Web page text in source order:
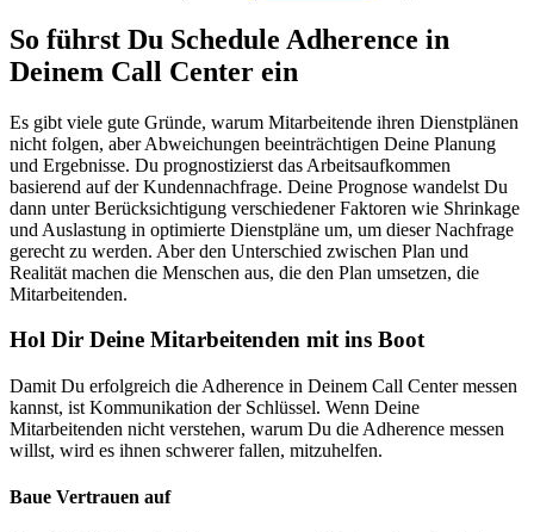
So führst Du Schedule Adherence in
Deinem Call Center ein
Es gibt viele gute Gründe, warum Mitarbeitende ihren Dienstplänen
nicht folgen, aber Abweichungen beeinträchtigen Deine Planung
und Ergebnisse. Du prognostizierst das Arbeitsaufkommen
basierend auf der Kundennachfrage. Deine Prognose wandelst Du
dann unter Berücksichtigung verschiedener Faktoren wie Shrinkage
und Auslastung in optimierte Dienstpläne um, um dieser Nachfrage
gerecht zu werden. Aber den Unterschied zwischen Plan und
Realität machen die Menschen aus, die den Plan umsetzen, die
Mitarbeitenden.
Hol Dir Deine Mitarbeitenden mit ins Boot
Damit Du erfolgreich die Adherence in Deinem Call Center messen
kannst, ist Kommunikation der Schlüssel. Wenn Deine
Mitarbeitenden nicht verstehen, warum Du die Adherence messen
willst, wird es ihnen schwerer fallen, mitzuhelfen.
Baue Vertrauen auf